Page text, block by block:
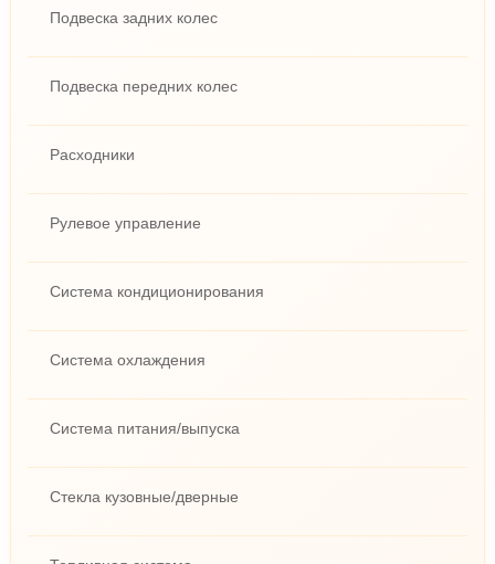
Подвеска задних колес
Подвеска передних колес
Расходники
Рулевое управление
Система кондиционирования
Система охлаждения
Система питания/выпуска
Стекла кузовные/дверные